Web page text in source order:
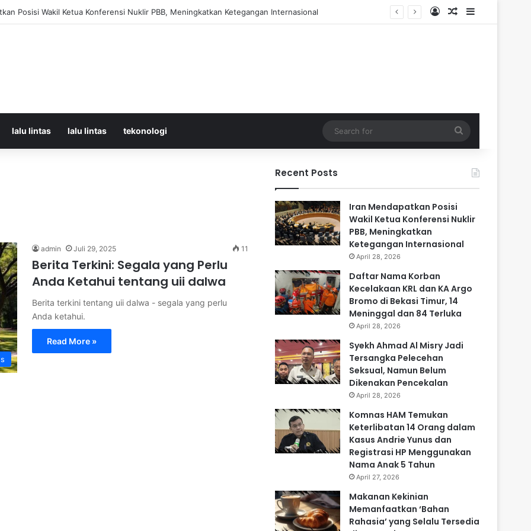
Kecelakaan KRL dan KA Argo Bromo di Bekasi Timur, 14 Meninggal dan 84 Terluka Log InRandom Article
Sidebar
lalu lintas lalu lintas tekonologi
for
admin Juli 29, 2025 11
Berita Terkini: Segala yang Perlu
Anda Ketahui tentang uii dalwa
Berita terkini tentang uii dalwa - segala yang perlu
Anda ketahui.
Read More »
Recent Posts
Iran Mendapatkan Posisi
Wakil Ketua Konferensi Nuklir
PBB, Meningkatkan
Ketegangan Internasional
April 28, 2026
Daftar Nama Korban
Kecelakaan KRL dan KA Argo
Bromo di Bekasi Timur, 14
Meninggal dan 84 Terluka
April 28, 2026
Syekh Ahmad Al Misry Jadi
Tersangka Pelecehan
Seksual, Namun Belum
Dikenakan Pencekalan
April 28, 2026
Komnas HAM Temukan
Keterlibatan 14 Orang dalam
Kasus Andrie Yunus dan
Registrasi HP Menggunakan
Nama Anak 5 Tahun
April 27, 2026
Makanan Kekinian
Memanfaatkan ‘Bahan
Rahasia’ yang Selalu Tersedia